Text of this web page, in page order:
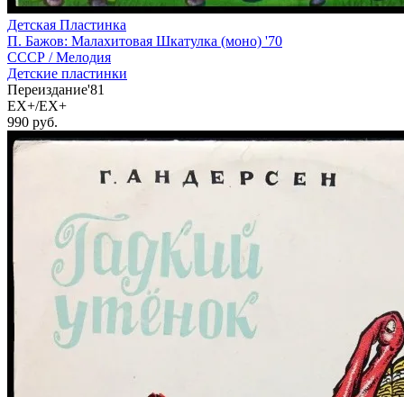
Детская Пластинка
П. Бажов: Малахитовая Шкатулка (моно) '70
СССР /Мелодия
Детские пластинки
Переиздание'81
EX+/EX+
990 руб.